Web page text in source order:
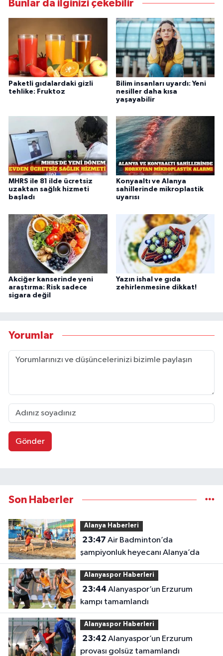
Bunlar da ilginizi çekebilir
Paketli gıdalardaki gizli
tehlike: Fruktoz
Bilim insanları uyardı: Yeni
nesiller daha kısa
yaşayabilir
MHRS ile 81 ilde ücretsiz
uzaktan sağlık hizmeti
başladı
Konyaaltı ve Alanya
sahillerinde mikroplastik
uyarısı
Akciğer kanserinde yeni
araştırma: Risk sadece
sigara değil
Yazın ishal ve gıda
zehirlenmesine dikkat!
Yorumlar
Gönder
Son Haberler
Alanya Haberleri
23:47
şampiyonluk heyecanı Alanya’da
Alanyaspor Haberleri
23:44
kampı tamamlandı
Alanyaspor Haberleri
23:42
provası golsüz tamamlandı